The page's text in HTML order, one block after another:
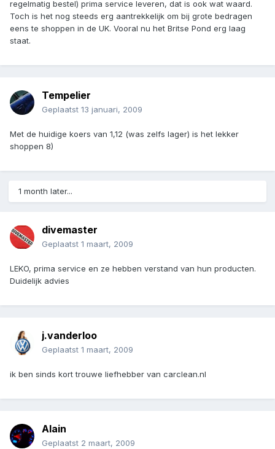
regelmatig bestel) prima service leveren, dat is ook wat waard.
Toch is het nog steeds erg aantrekkelijk om bij grote bedragen
eens te shoppen in de UK. Vooral nu het Britse Pond erg laag
staat.
Tempelier
Geplaatst 13 januari, 2009
Met de huidige koers van 1,12 (was zelfs lager) is het lekker
shoppen 8)
1 month later...
divemaster
Geplaatst 1 maart, 2009
LEKO, prima service en ze hebben verstand van hun producten.
Duidelijk advies
j.vanderloo
Geplaatst 1 maart, 2009
ik ben sinds kort trouwe liefhebber van carclean.nl
Alain
Geplaatst 2 maart, 2009